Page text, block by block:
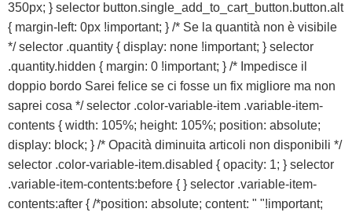
350px; } selector button.single_add_to_cart_button.button.alt
{ margin-left: 0px !important; } /* Se la quantità non è visibile
*/ selector .quantity { display: none !important; } selector
.quantity.hidden { margin: 0 !important; } /* Impedisce il
doppio bordo Sarei felice se ci fosse un fix migliore ma non
saprei cosa */ selector .color-variable-item .variable-item-
contents { width: 105%; height: 105%; position: absolute;
display: block; } /* Opacità diminuita articoli non disponibili */
selector .color-variable-item.disabled { opacity: 1; } selector
.variable-item-contents:before { } selector .variable-item-
contents:after { /*position: absolute; content: " "!important;